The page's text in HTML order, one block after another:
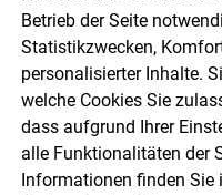
Rotho Blaas GmbH
Pustertal Vollzeit
Betrieb der Seite
Statistikzwecken,
personalisierter Inhalte.
welche Cookies Sie
dass aufgrund Ihrer
alle Funktionalitäten der
Informationen finden Sie